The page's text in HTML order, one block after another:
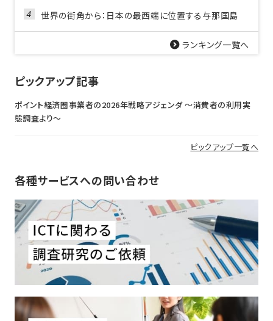
世界の街角から：日本の最西端に位置する与那国島
ランキング一覧へ
ピックアップ記事
ポイント経済圏事業者の2026年戦略アジェンダ 〜消費者の利用実
態調査より〜
ピックアップ一覧へ
各種サービスへの問い合わせ